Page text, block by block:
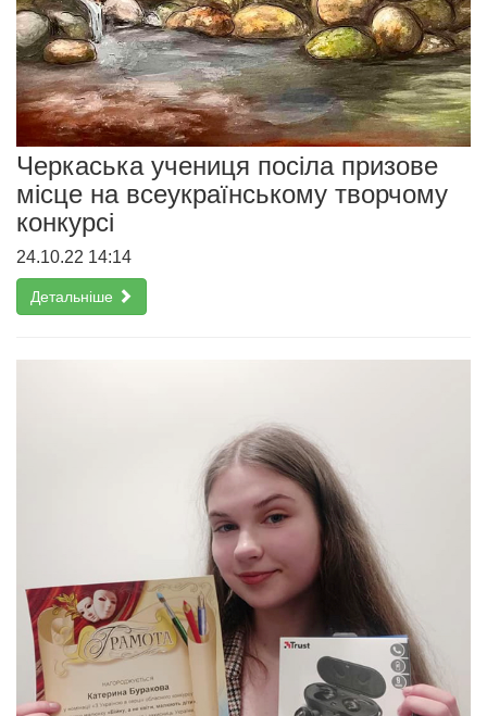
Черкаська учениця посіла призове
місце на всеукраїнському творчому
конкурсі
24.10.22 14:14
Детальніше